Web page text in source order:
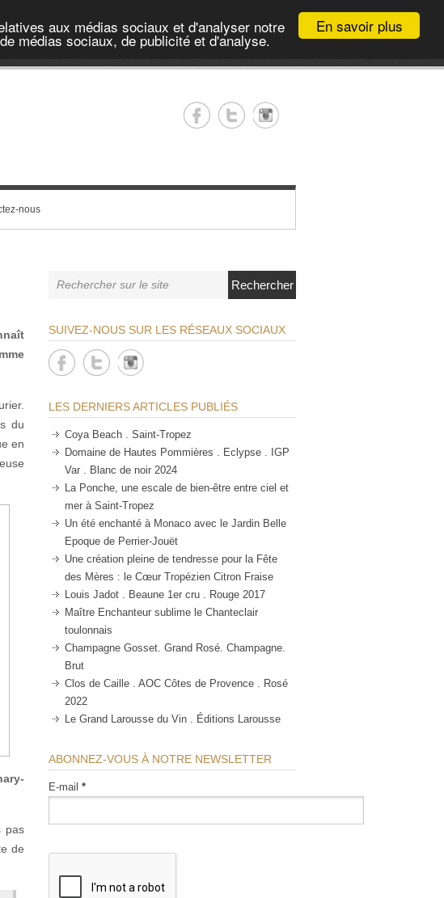
En savoir plus
aux médias sociaux et d'analyser notre
médias sociaux, de publicité et d'analyse.
nous
du
en
pas
de
Rechercher
SUIVEZ-NOUS SUR LES RÉSEAUX SOCIAUX
LES DERNIERS ARTICLES PUBLIÉS
Coya Beach . Saint-Tropez
Domaine de Hautes Pommières . Eclypse . IGP
Var . Blanc de noir 2024
La Ponche, une escale de bien-être entre ciel et
mer à Saint-Tropez
Un été enchanté à Monaco avec le Jardin Belle
Epoque de Perrier-Jouët
Une création pleine de tendresse pour la Fête
des Mères : le Cœur Tropézien Citron Fraise
Louis Jadot . Beaune 1er cru . Rouge 2017
Maître Enchanteur sublime le Chanteclair
toulonnais
Champagne Gosset. Grand Rosé. Champagne.
Brut
Clos de Caille . AOC Côtes de Provence . Rosé
2022
Le Grand Larousse du Vin . Éditions Larousse
ABONNEZ-VOUS À NOTRE NEWSLETTER
E-mail *